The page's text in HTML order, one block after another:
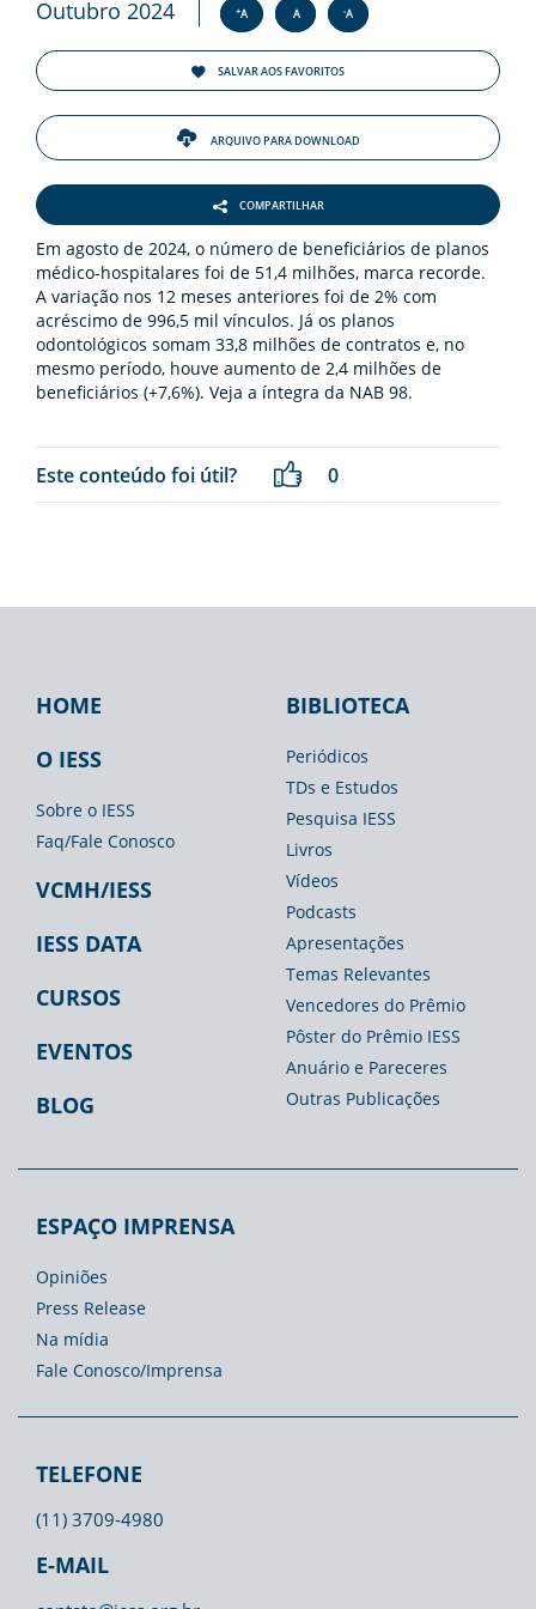
Outubro 2024 +A A -A
SALVAR AOS FAVORITOS
ARQUIVO PARA DOWNLOAD
COMPARTILHAR
Em agosto de 2024, o número de beneficiários de planos
médico-hospitalares foi de 51,4 milhões, marca recorde.
A variação nos 12 meses anteriores foi de 2% com
acréscimo de 996,5 mil vínculos. Já os planos
odontológicos somam 33,8 milhões de contratos e, no
mesmo período, houve aumento de 2,4 milhões de
beneficiários (+7,6%). Veja a íntegra da NAB 98.
Este conteúdo foi útil? 0
Footer
IESS
HOME
O IESS
Sobre o IESS
Faq/Fale Conosco
VCMH/IESS
IESS DATA
CURSOS
EVENTOS
BLOG
Footer
Biblioteca
BIBLIOTECA
Periódicos
TDs e Estudos
Pesquisa IESS
Livros
Vídeos
Podcasts
Apresentações
Temas Relevantes
Vencedores do Prêmio
Pôster do Prêmio IESS
Anuário e Pareceres
Outras Publicações
Footer
Espaço
Imprensa
ESPAÇO IMPRENSA
Opiniões
Press Release
Na mídia
Fale Conosco/Imprensa
TELEFONE
(11) 3709-4980
E-MAIL